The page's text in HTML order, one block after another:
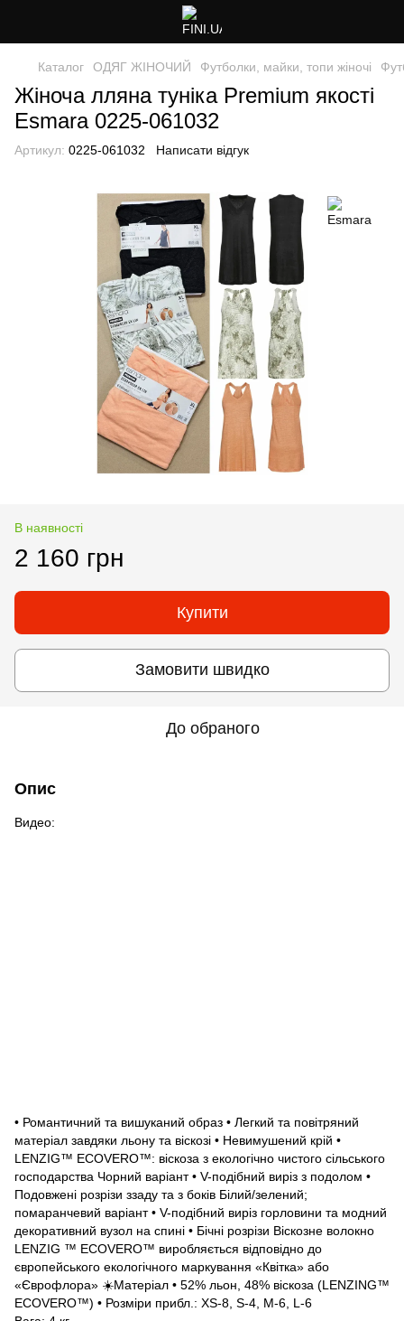
Каталог ОДЯГ ЖІНОЧИЙ Футболки, майки, топи жіночі
Жіноча лляна туніка Premium якості
Esmara 0225-061032
Артикул: 0225-061032 Написати відгук
В наявності
2 160 грн
Купити
Замовити швидко
До обраного
Опис
Видео:
• Романтичний та вишуканий образ • Легкий та повітряний
матеріал завдяки льону та віскозі • Невимушений крій •
LENZIG™ ECOVERO™: віскоза з екологічно чистого сільського
господарства Чорний варіант • V-подібний виріз з подолом •
Подовжені розрізи ззаду та з боків Білий/зелений;
помаранчевий варіант • V-подібний виріз горловини та модний
декоративний вузол на спині • Бічні розрізи Віскозне волокно
LENZIG ™ ECOVERO™ виробляється відповідно до
європейського екологічного маркування «Квітка» або
«Єврофлора» ☀️Матеріал • 52% льон, 48% віскоза (LENZING™
ECOVERO™) • Розміри прибл.: XS-8, S-4, M-6, L-6